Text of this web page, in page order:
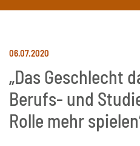
PDF Seite mit Video
06.07.2020
„Das Geschlecht
Berufs- und
Rolle mehr